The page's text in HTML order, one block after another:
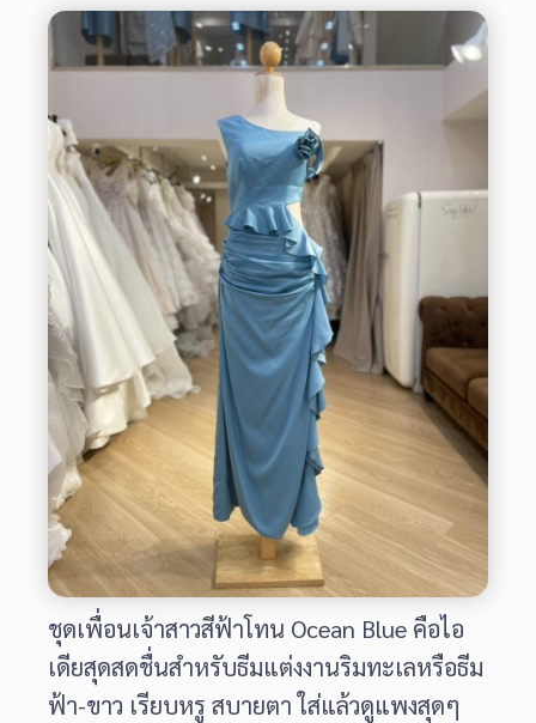
ชุดเพื่อนเจ้าสาวสีฟ้าโทน Ocean Blue คือไอ
เดียสุดสดชื่นสำหรับธีมแต่งงานริมทะเลหรือธีม
ฟ้า-ขาว เรียบหรู สบายตา ใส่แล้วดูแพงสุดๆ